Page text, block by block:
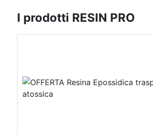
I prodotti RESIN PRO